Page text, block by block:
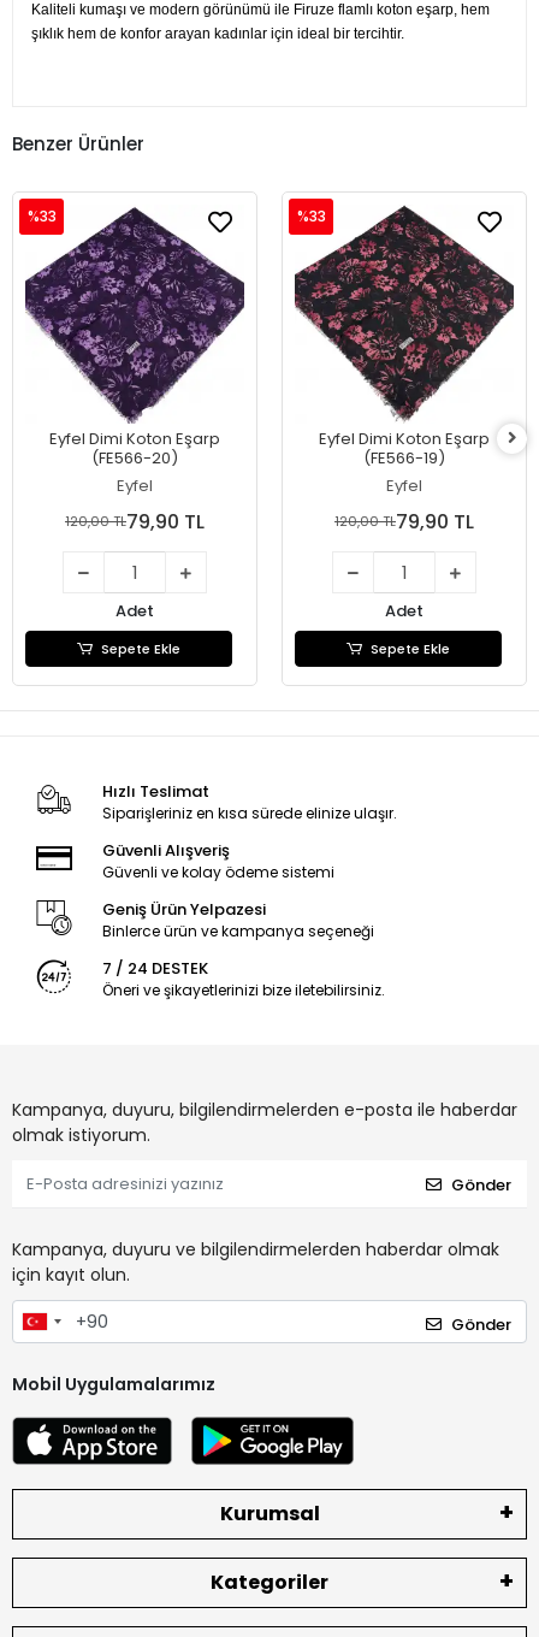
Kaliteli kumaşı ve modern görünümü ile Firuze flamlı koton eşarp, hem
şıklık hem de konfor arayan kadınlar için ideal bir tercihtir.
Benzer Ürünler
Eyfel Dimi Koton Eşarp
(FE566-20)
Eyfel
%33
120,00 TL79,90 TL
Adet
Sepete Ekle
Eyfel Dimi Koton Eşarp
(FE566-19)
Eyfel
%33
120,00 TL79,90 TL
Adet
Sepete Ekle
Hızlı Teslimat
Siparişleriniz en kısa sürede elinize ulaşır.
Güvenli Alışveriş
Güvenli ve kolay ödeme sistemi
Geniş Ürün Yelpazesi
Binlerce ürün ve kampanya seçeneği
7 / 24 DESTEK
Öneri ve şikayetlerinizi bize iletebilirsiniz.
Kampanya, duyuru, bilgilendirmelerden e-posta ile haberdar
olmak istiyorum.
Gönder
Kampanya, duyuru ve bilgilendirmelerden haberdar olmak
için kayıt olun.
Gönder
Mobil Uygulamalarımız
Kurumsal
Kategoriler